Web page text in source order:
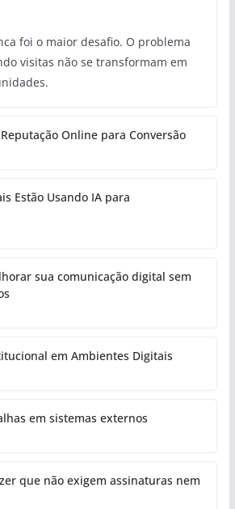
foi o maior desafio. O problema
visitas não se transformam em
Online para Conversão
Estão Usando IA para
sua comunicação digital sem
em Ambientes Digitais
em sistemas externos
que não exigem assinaturas nem